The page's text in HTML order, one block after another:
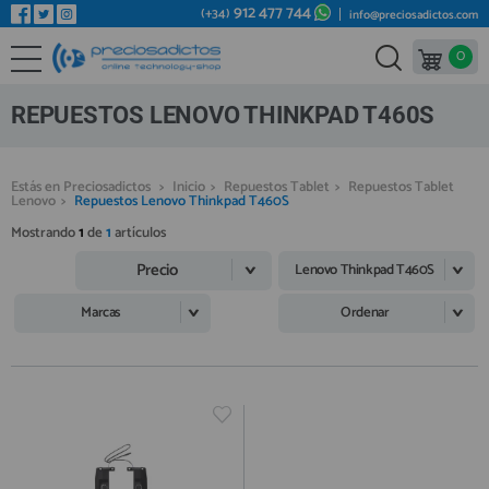
REPUESTOS MÓVILES
REPUESTOS TABLET
REPUESTOS VIDEOCONSOLAS
REPUESTOS MACBOOK
REPUESTOS OTROS DISPOSITIVOS
REPUESTOS PORTÁTILES
IC CHIP / FPC
MÓVILES REACONDICIONADOS
Bienvenid@ otra vez
YA SOY CLIENTE
Regístrate en un momento
¿ERES NUEVO?
(+34) 912 477 744 info@preciosadictos.com
0
REPUESTOS LENOVO THINKPAD T460S
Estás en Preciosadictos > Inicio > Repuestos Tablet > Repuestos Tablet
Lenovo > Repuestos Lenovo Thinkpad T460S
Mostrando1de1artículos
Precio
Lenovo Thinkpad T460S
Marcas
Ordenar